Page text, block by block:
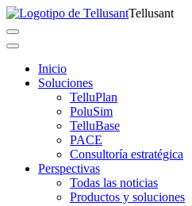
Tellusant
Inicio
Soluciones
TelluPlan
PoluSim
TelluBase
PACE
Consultoría estratégica
Perspectivas
Todas las noticias
Productos y soluciones